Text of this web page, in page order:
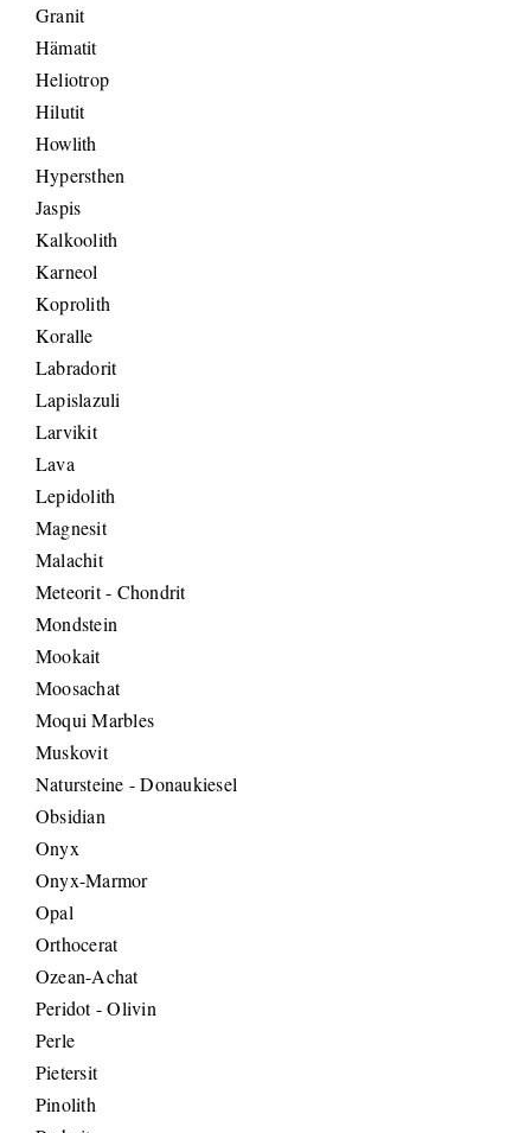
Granit
Hämatit
Heliotrop
Hilutit
Howlith
Hypersthen
Jaspis
Kalkoolith
Karneol
Koprolith
Koralle
Labradorit
Lapislazuli
Larvikit
Lava
Lepidolith
Magnesit
Malachit
Meteorit - Chondrit
Mondstein
Mookait
Moosachat
Moqui Marbles
Muskovit
Natursteine - Donaukiesel
Obsidian
Onyx
Onyx-Marmor
Opal
Orthocerat
Ozean-Achat
Peridot - Olivin
Perle
Pietersit
Pinolith